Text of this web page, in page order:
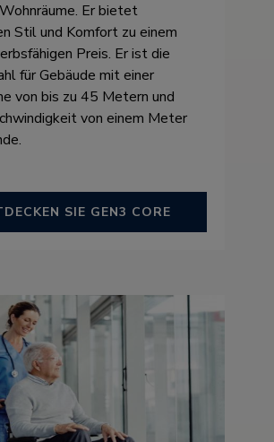
Er bietet
Stil und Komfort zu einem
Preis. Er ist die
für Gebäude mit einer
von bis zu 45 Metern und
von einem Meter
SIE GEN3 CORE